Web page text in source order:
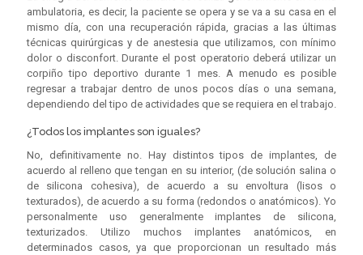
ambulatoria, es decir, la paciente se opera y se va a su casa en el
mismo día, con una recuperación rápida, gracias a las últimas
técnicas quirúrgicas y de anestesia que utilizamos, con mínimo
dolor o disconfort. Durante el post operatorio deberá utilizar un
corpiño tipo deportivo durante 1 mes. A menudo es posible
regresar a trabajar dentro de unos pocos días o una semana,
dependiendo del tipo de actividades que se requiera en el trabajo.
¿Todos los implantes son iguales?
No, definitivamente no. Hay distintos tipos de implantes, de
acuerdo al relleno que tengan en su interior, (de solución salina o
de silicona cohesiva), de acuerdo a su envoltura (lisos o
texturados), de acuerdo a su forma (redondos o anatómicos). Yo
personalmente uso generalmente implantes de silicona,
texturizados. Utilizo muchos implantes anatómicos, en
determinados casos, ya que proporcionan un resultado más